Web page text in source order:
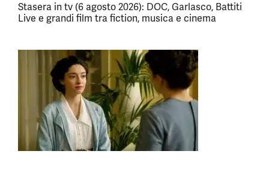
Stasera in tv (6 agosto 2026): DOC, Garlasco, Battiti
Live e grandi film tra fiction, musica e cinema